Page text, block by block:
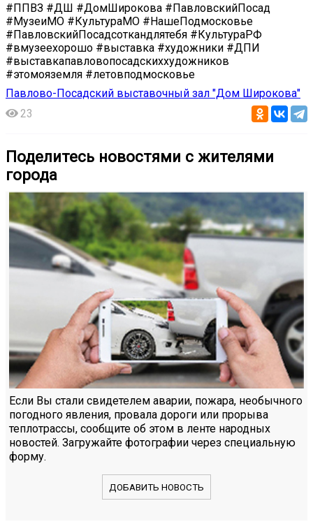
#ППВЗ #ДШ #ДомШирокова #ПавловскийПосад
#МузеиМО #КультураМО #НашеПодмосковье
#ПавловскийПосадсоткандлятебя #КультураРФ
#вмузеехорошо #выставка #художники #ДПИ
#выставкапавловопосадскиххудожников
#этомояземля #летовподмосковье
Павлово-Посадский выставочный зал "Дом Широкова"
23
Поделитесь новостями с жителями
города
Если Вы стали свидетелем аварии, пожара, необычного
погодного явления, провала дороги или прорыва
теплотрассы, сообщите об этом в ленте народных
новостей. Загружайте фотографии через специальную
форму.
ДОБАВИТЬ НОВОСТЬ